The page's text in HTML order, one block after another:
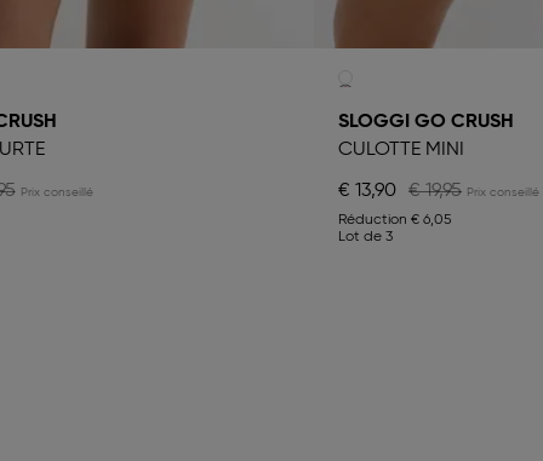
SLOGGI GO CRUSH
CULOTTE MINI
€ 13,90 € 19,95
Réduction€ 6,05
Lot de 3